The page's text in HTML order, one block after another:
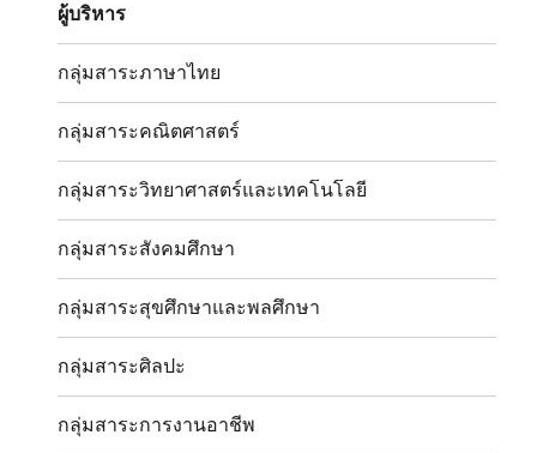
ผู้บริหาร
กลุ่มสาระภาษาไทย
กลุ่มสาระคณิตศาสตร์
กลุ่มสาระวิทยาศาสตร์และเทคโนโลยี
กลุ่มสาระสังคมศึกษา
กลุ่มสาระสุขศึกษาและพลศึกษา
กลุ่มสาระศิลปะ
กลุ่มสาระการงานอาชีพ